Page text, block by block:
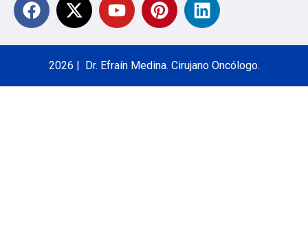
2026 | Dr. Efraín Medina. Cirujano Oncólogo.